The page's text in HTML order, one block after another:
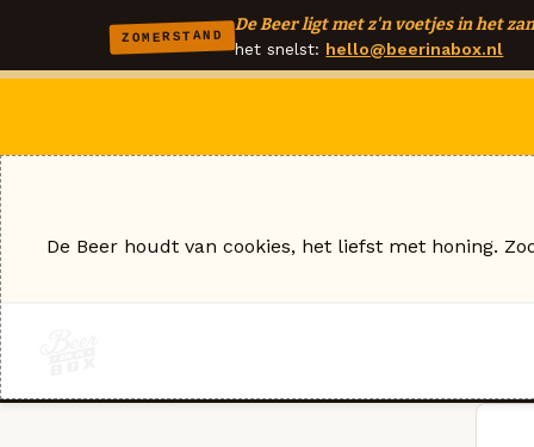
ZOMERSTAND
De Beer ligt met z'n voetjes in het
het snelst: hello@beerinabox.nl
De Beer houdt van cookies, het liefst met honing.